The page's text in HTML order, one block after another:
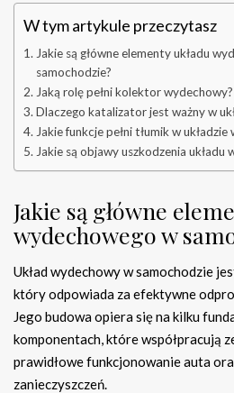
W tym artykule przeczytasz
Jakie są główne elementy układu
samochodzie?
Jaką rolę pełni kolektor wydechowy?
Dlaczego katalizator jest ważny w
Jakie funkcje pełni tłumik w
Jakie są objawy uszkodzenia układu
Jakie są główne
wydechowego w
Układ wydechowy w samochodzie
który odpowiada za efektywne
Jego budowa opiera się na kilku
komponentach, które współpracują
prawidłowe funkcjonowanie auta
zanieczyszczeń.